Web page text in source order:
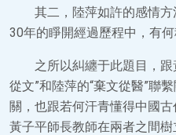
其二，陸萍如許的感情方
30年的睜開經過歷程中，有
之所以糾纏于此題目，
從文”和陸萍的“棄文從醫”聯
關，也跟若何汗青懂得中國古
黃子平師長教師在兩者之間